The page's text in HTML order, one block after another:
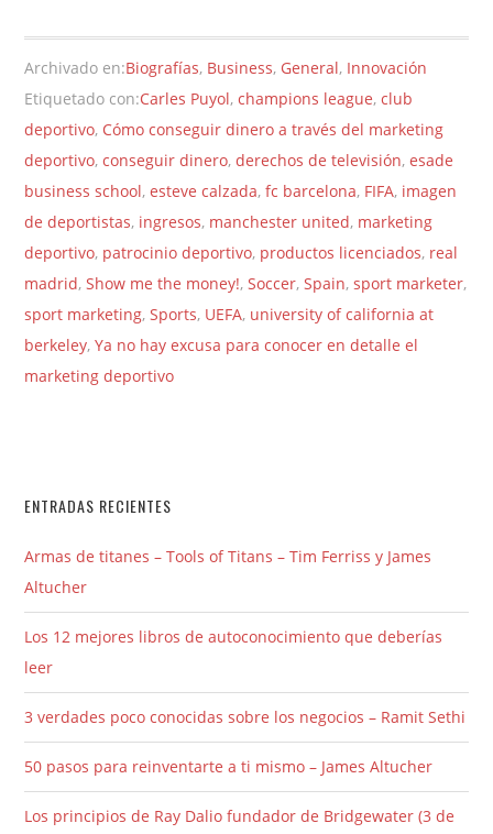
Archivado en:Biografías, Business, General, Innovación
Etiquetado con:Carles Puyol,champions league,club
deportivo, Cómo conseguir dinero a través del marketing
deportivo,conseguir dinero,derechos de televisión,esade
business school,esteve calzada,fc barcelona, FIFA, imagen
de deportistas, ingresos, manchester united, marketing
deportivo, patrocinio deportivo, productos licenciados, real
madrid,Show me the money!,Soccer,Spain,sport marketer,
sport marketing,Sports, UEFA, university of california at
berkeley,Ya no hay excusa para conocer en detalle el
marketing deportivo
ENTRADAS RECIENTES
Armas de titanes – Tools of Titans – Tim Ferriss y James
Altucher
Los 12 mejores libros de autoconocimiento que deberías
leer
3 verdades poco conocidas sobre los negocios – Ramit Sethi
50 pasos para reinventarte a ti mismo – James Altucher
Los principios de Ray Dalio fundador de Bridgewater (3 de